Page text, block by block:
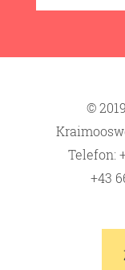
©
Telefon:
+43